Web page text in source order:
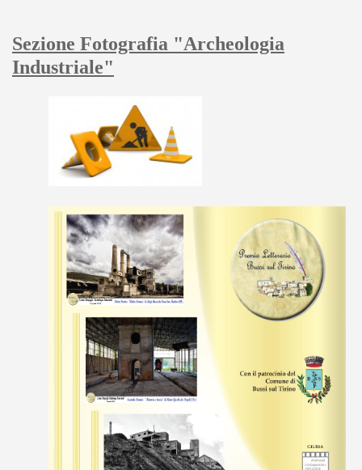
Sezione Fotografia "Archeologia
Industriale"